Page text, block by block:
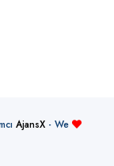
AjansX- We